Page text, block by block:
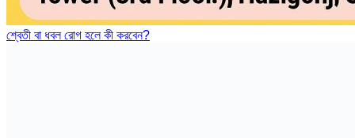
শ্বেতী বা ধবল রোগ হলে কী করবেন?